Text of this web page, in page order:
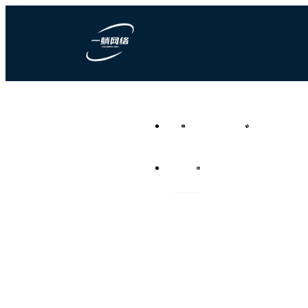
负责任的全网营销代运营公
首页 营销型网站建设 竞价推广代运
资讯频道